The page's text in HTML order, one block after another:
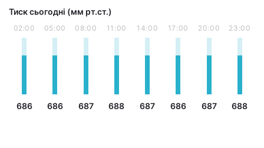
Тиск сьогодні (мм рт.ст.)
02:00
686
05:00
686
08:00
687
11:00
688
14:00
687
17:00
686
20:00
687
23:00
688